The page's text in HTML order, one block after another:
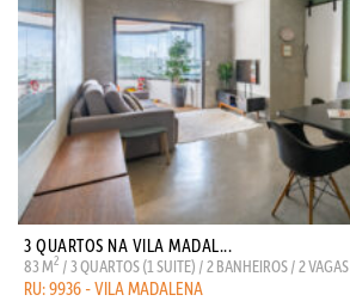
3 QUARTOS NA VILA MADAL...
83 M2 / 3 QUARTOS (1 SUITE) / 2 BANHEIROS / 2 VAGAS
RU: 9936 - VILA MADALENA